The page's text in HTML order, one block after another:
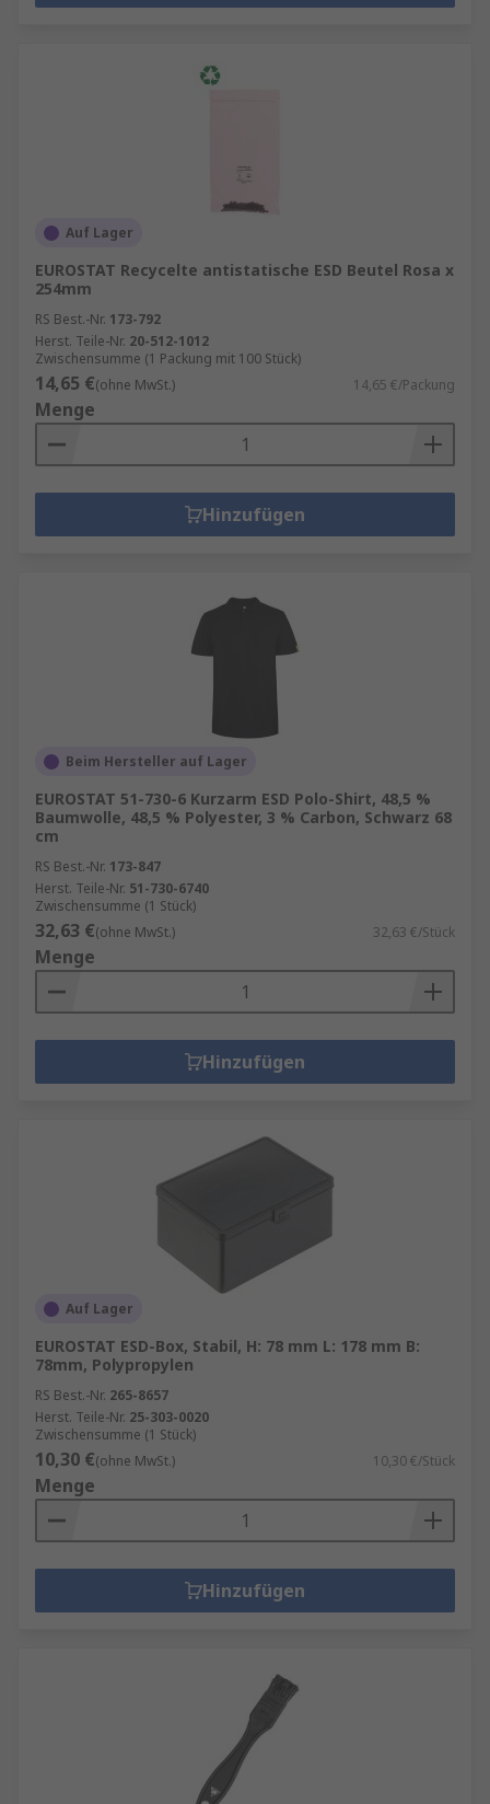
Auf Lager
EUROSTAT Recycelte antistatische ESD Beutel Rosa x
254mm
RS Best.-Nr. 173-792
Herst. Teile-Nr. 20-512-1012
Zwischensumme (1 Packung mit 100 Stück)
14,65 €(ohne MwSt.) 14,65 €/Packung
Menge
Hinzufügen
Beim Hersteller auf Lager
EUROSTAT 51-730-6 Kurzarm ESD Polo-Shirt, 48,5 %
Baumwolle, 48,5 % Polyester, 3 % Carbon, Schwarz 68
cm
RS Best.-Nr. 173-847
Herst. Teile-Nr. 51-730-6740
Zwischensumme (1 Stück)
32,63 €(ohne MwSt.) 32,63 €/Stück
Menge
Hinzufügen
Auf Lager
EUROSTAT ESD-Box, Stabil, H: 78 mm L: 178 mm B:
78mm, Polypropylen
RS Best.-Nr. 265-8657
Herst. Teile-Nr. 25-303-0020
Zwischensumme (1 Stück)
10,30 €(ohne MwSt.) 10,30 €/Stück
Menge
Hinzufügen